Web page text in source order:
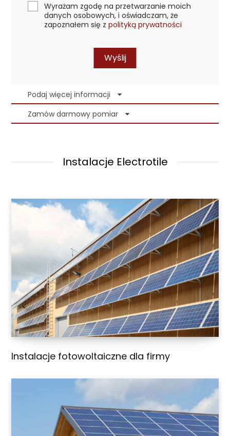
Wyrażam zgodę na przetwarzanie moich
danych osobowych, i oświadczam, że
zapoznałem się z polityką prywatności
Wyślij
Podaj więcej informacji
Zamów darmowy pomiar
Instalacje Electrotile
Instalacje fotowoltaiczne dla firmy